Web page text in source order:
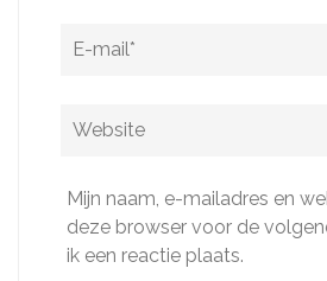
E-
Website
Mijn naam, e-mailadres en
deze browser voor de
ik een reactie plaats.